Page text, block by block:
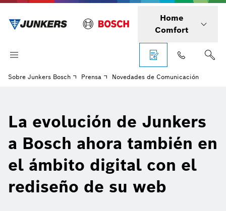
Home
Comfort
Sobre Junkers Bosch Prensa Novedades de Comunicación
La evolución de Junkers
a Bosch ahora también en
el ámbito digital con el
rediseño de su web